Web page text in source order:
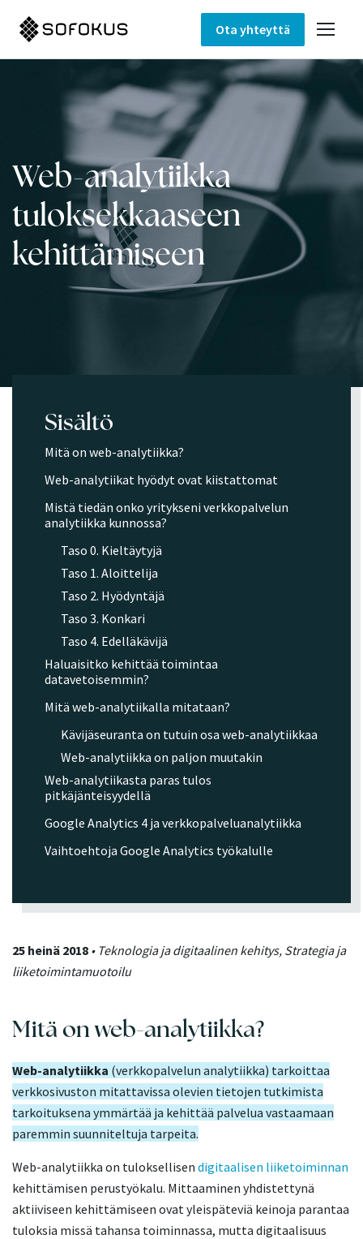
Ota yhteyttä
Web-analytiikka
tuloksekkaaseen
kehittämiseen
25 heinä 2018 • Teknologia ja digitaalinen kehitys, Strategia ja
liiketoimintamuotoilu
Mitä on web-analytiikka?
Web-analytiikka (verkkopalvelun analytiikka) tarkoittaa
verkkosivuston mitattavissa olevien tietojen tutkimista
tarkoituksena ymmärtää ja kehittää palvelua vastaamaan
paremmin suunniteltuja tarpeita.
Web-analytiikka on tuloksellisen digitaalisen liiketoiminnan
kehittämisen perustyökalu. Mittaaminen yhdistettynä
aktiiviseen kehittämiseen ovat yleispäteviä keinoja parantaa
tuloksia missä tahansa toiminnassa, mutta digitaalisuus
Sisältö
Mitä on web-analytiikka?
Web-analytiikat hyödyt ovat kiistattomat
Mistä tiedän onko yritykseni verkkopalvelun
analytiikka kunnossa?
Taso 0. Kieltäytyjä
Taso 1. Aloittelija
Taso 2. Hyödyntäjä
Taso 3. Konkari
Taso 4. Edelläkävijä
Haluaisitko kehittää toimintaa
datavetoisemmin?
Mitä web-analytiikalla mitataan?
Kävijäseuranta on tutuin osa web-analytiikkaa
Web-analytiikka on paljon muutakin
Web-analytiikasta paras tulos
pitkäjänteisyydellä
Google Analytics 4 ja verkkopalveluanalytiikka
Vaihtoehtoja Google Analytics työkalulle